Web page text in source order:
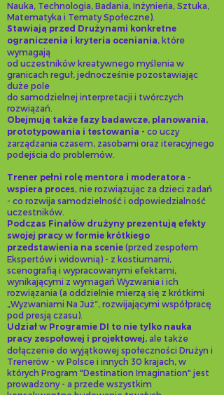
Nauka, Technologia, Badania, Inżynieria, Sztuka,
Matematyka i Tematy Społeczne).
Stawiają przed Drużynami konkretne
ograniczenia i kryteria oceniania, które
wymagają
od uczestników kreatywnego myślenia w
granicach reguł, jednocześnie pozostawiając
duże pole
do samodzielnej interpretacji i twórczych
rozwiązań.
Obejmują także fazy badawcze, planowania,
prototypowania i testowania - co uczy
zarządzania czasem, zasobami oraz iteracyjnego
podejścia do problemów.
Trener pełni rolę mentora i moderatora -
wspiera proces, nie rozwiązując za dzieci zadań
- co rozwija samodzielność i odpowiedzialność
uczestników.
Podczas Finałów drużyny prezentują efekty
swojej pracy w formie krótkiego
przedstawienia na scenie (przed zespołem
Ekspertów i widownią) - z kostiumami,
scenografią i wypracowanymi efektami,
wynikającymi z wymagań Wyzwania i ich
rozwiązania (a oddzielnie mierzą się z krótkimi
„Wyzwaniami Na Już”, rozwijającymi współpracę
pod presją czasu).
Udział w Programie DI to nie tylko nauka
pracy zespołowej i projektowej, ale także
dołączenie do wyjątkowej społeczności Drużyn i
Trenerów - w Polsce i innych 30 krajach, w
których Program "Destination Imagination" jest
prowadzony - a przede wszystkim